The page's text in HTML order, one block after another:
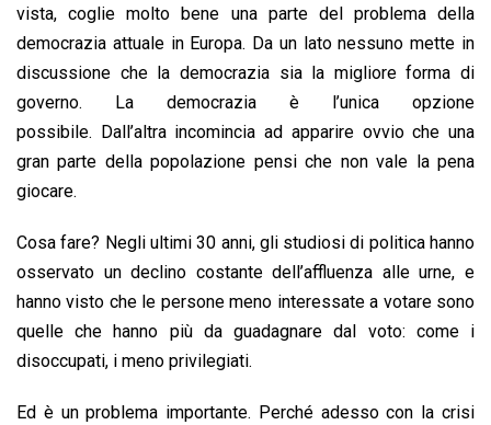
vista, coglie molto bene una parte del problema della
democrazia attuale in Europa. Da un lato nessuno mette in
discussione che la democrazia sia la migliore forma di
governo. La democrazia è l’unica opzione
possibile. Dall’altra incomincia ad apparire ovvio che una
gran parte della popolazione pensi che non vale la pena
giocare.
Cosa fare? Negli ultimi 30 anni, gli studiosi di politica hanno
osservato un declino costante dell’affluenza alle urne, e
hanno visto che le persone meno interessate a votare sono
quelle che hanno più da guadagnare dal voto: come i
disoccupati, i meno privilegiati.
Ed è un problema importante. Perché adesso con la crisi